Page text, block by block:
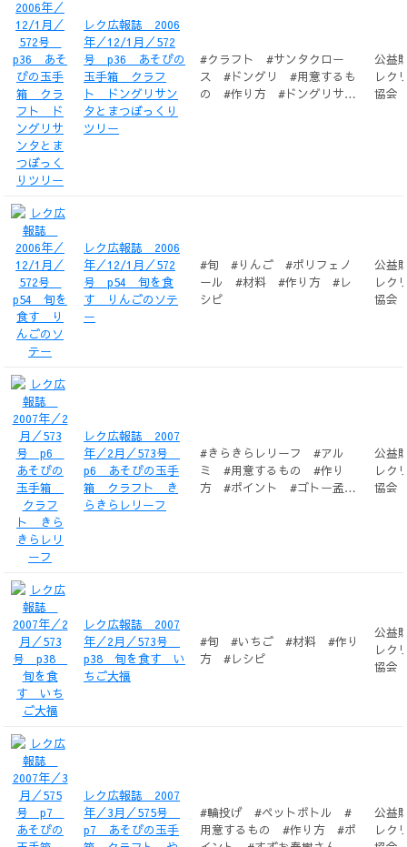
レク広報誌 2006
年／12/1月／572
号 p36 あそびの
玉手箱 クラフ
ト ドングリサン
タとまつぼっくり
ツリー
#クラフト #サンタクロー
ス #ドングリ #用意するも
の #作り方 #ドングリサン
公益
レク
協会
レク広報誌 2006
年／12/1月／572
号 p54 旬を食
す りんごのソテ
ー
#旬 #りんご #ポリフェノ
ール #材料 #作り方 #レ
シピ
公益
レク
協会
レク広報誌 2007
年／2月／573号
p6 あそびの玉手
箱 クラフト き
らきらレリーフ
#きらきらレリーフ #アル
ミ #用意するもの #作り
方 #ポイント #ゴトー孟
公益
レク
協会
レク広報誌 2007
年／2月／573号
p38 旬を食す い
ちご大福
#旬 #いちご #材料 #作り
方 #レシピ
公益
レク
協会
レク広報誌 2007
年／3月／575号
p7 あそびの玉手
#輪投げ #ペットボトル #
用意するもの #作り方 #ポ
公益
レク